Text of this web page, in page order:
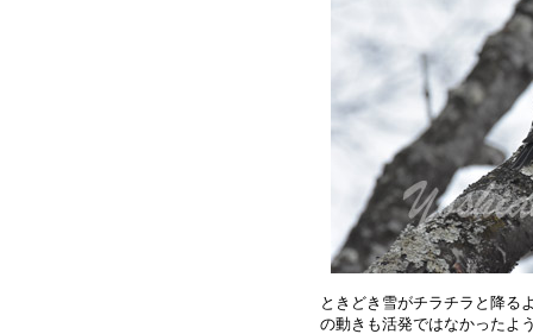
ときどき雪がチラチラと降る
の動きも活発ではなかったよ